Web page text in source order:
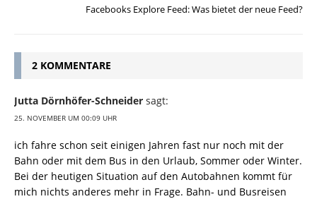
Facebooks Explore Feed: Was bietet der neue Feed?
2 KOMMENTARE
Jutta Dörnhöfer-Schneider sagt:
25. NOVEMBER UM 00:09 UHR
ich fahre schon seit einigen Jahren fast nur noch mit der
Bahn oder mit dem Bus in den Urlaub, Sommer oder Winter.
Bei der heutigen Situation auf den Autobahnen kommt für
mich nichts anderes mehr in Frage. Bahn- und Busreisen